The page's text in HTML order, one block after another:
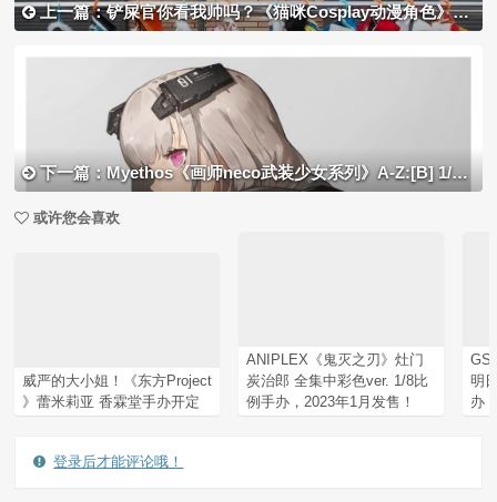
上一篇：铲屎官你看我帅吗？《猫咪Cosplay动漫角色》太萌啦快来撸猫啊！
下一篇：Myethos《画师neco武装少女系列》A-Z:[B] 1/7 手办开定
或许您会喜欢
威严的大小姐！《东方Project
》蕾米莉亚 香霖堂手办开定
ANIPLEX《鬼灭之刃》灶门
炭治郎 全集中彩色ver. 1/8比
例手办，2023年1月发售！
明
办
登录后才能评论哦！